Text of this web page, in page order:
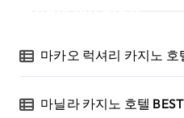
마카오 럭셔리 카지노 호
마닐라 카지노 호텔